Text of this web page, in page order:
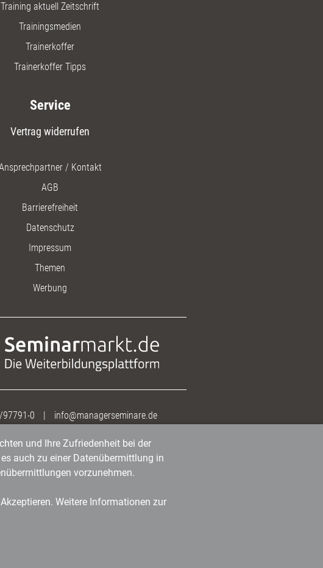
Training aktuell Zeitschrift
Trainingsmedien
Trainerkoffer
Trainerkoffer Tipps
Service
Vertrag widerrufen
/ Kontakt
AGB
Barrierefreiheit
Datenschutz
Impressum
Themen
Werbung
0 | info@managerseminare.de
und Ihre Zufriedenheit bei der
auch zu einer Datenübermittlung in
vorzunehmen.
Weitere Informationen zur